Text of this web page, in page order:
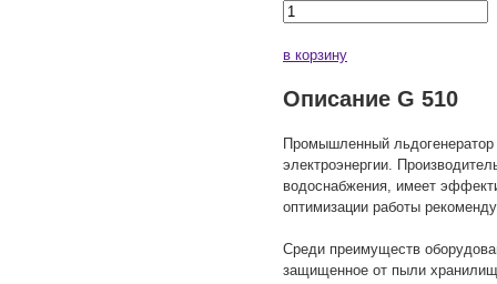
в корзину
Описание G 510
Промышленный льдогенератор
электроэнергии.
водоснабжения, имеет
оптимизации работы
Среди преимуществ
защищенное от пыли